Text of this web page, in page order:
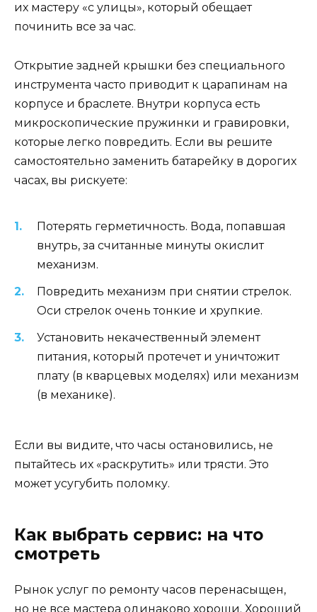
их мастеру «с улицы», который обещает
починить все за час.
Открытие задней крышки без специального
инструмента часто приводит к царапинам на
корпусе и браслете. Внутри корпуса есть
микроскопические пружинки и гравировки,
которые легко повредить. Если вы решите
самостоятельно заменить батарейку в дорогих
часах, вы рискуете:
Потерять герметичность. Вода, попавшая
внутрь, за считанные минуты окислит
механизм.
Повредить механизм при снятии стрелок.
Оси стрелок очень тонкие и хрупкие.
Установить некачественный элемент
питания, который протечет и уничтожит
плату (в кварцевых моделях) или механизм
(в механике).
Если вы видите, что часы остановились, не
пытайтесь их «раскрутить» или трясти. Это
может усугубить поломку.
Как выбрать сервис: на что
смотреть
Рынок услуг по ремонту часов перенасыщен,
но не все мастера одинаково хороши. Хороший